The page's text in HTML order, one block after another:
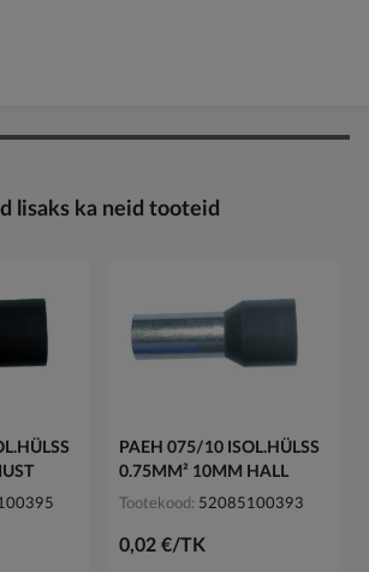
lisaks ka neid tooteid
PAEH 075/10 ISOL.HÜLSS
0.75MM² 10MM HALL
Tootekood 52085100393
0,02 €/TK